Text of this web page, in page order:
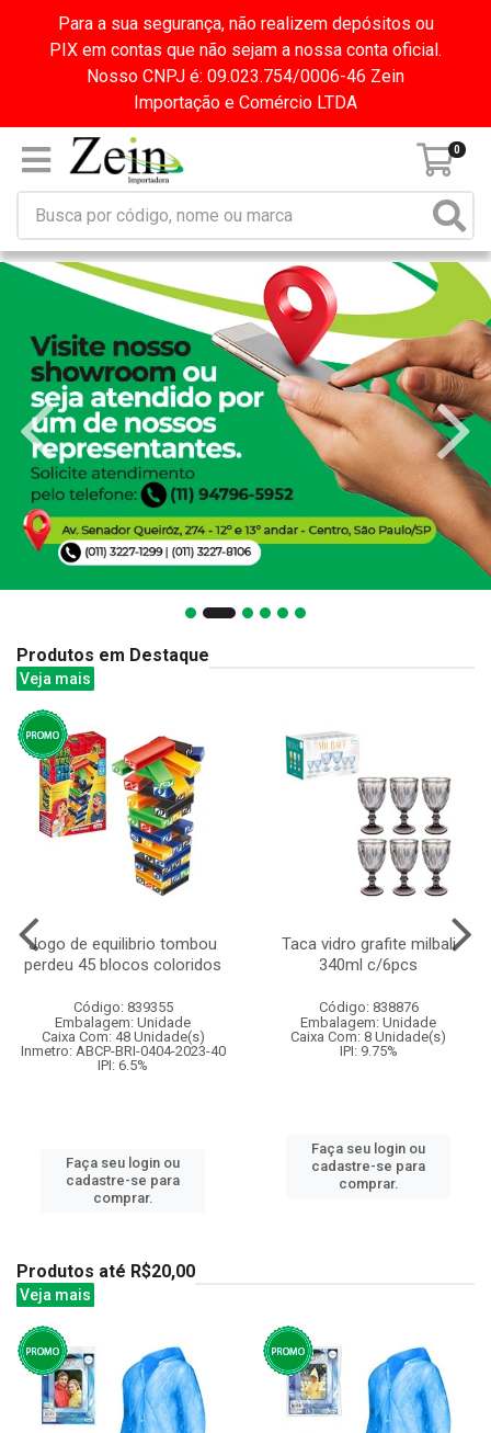
Para a sua segurança, não realizem depósitos ou
PIX em contas que não sejam a nossa conta oficial.
Nosso CNPJ é: 09.023.754/0006-46 Zein
Importação e Comércio LTDA
0
Produtos em Destaque
Veja mais
Jogo de equilibrio tombou
perdeu 45 blocos coloridos
Código: 839355
Embalagem: Unidade
Caixa Com: 48 Unidade(s)
Inmetro: ABCP-BRI-0404-2023-40
IPI: 6.5%
Faça seu login ou
cadastre-se para
comprar.
Taca vidro grafite milbali
340ml c/6pcs
Código: 838876
Embalagem: Unidade
Caixa Com: 8 Unidade(s)
IPI: 9.75%
Faça seu login ou
cadastre-se para
comprar.
Produtos até R$20,00
Veja mais